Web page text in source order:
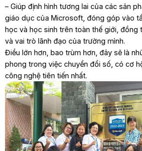
– Giúp định hình tương lai của các sản
giáo dục của Microsoft, đóng góp vào
học và học sinh trên toàn thế giới, đồng
và vai trò lãnh đạo của trường mình.
Điều lớn hơn, bao trùm hơn, đây sẽ là
phong trong việc chuyển đổi số, có cơ
công nghệ tiên tiến nhất.